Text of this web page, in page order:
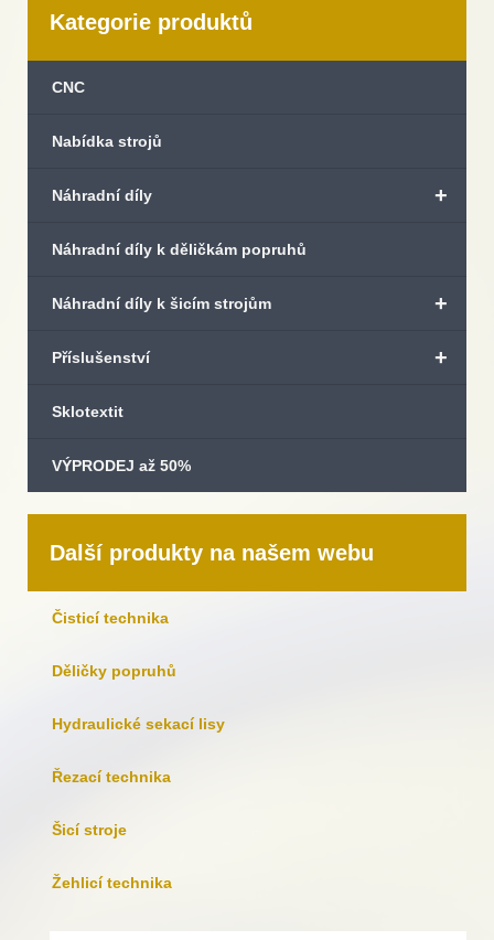
Kategorie produktů
CNC
Nabídka strojů
+
Náhradní díly
Náhradní díly k děličkám popruhů
+
Náhradní díly k šicím strojům
+
Příslušenství
Sklotextit
VÝPRODEJ až 50%
Další produkty na našem webu
Čisticí technika
Děličky popruhů
Hydraulické sekací lisy
Řezací technika
Šicí stroje
Žehlicí technika